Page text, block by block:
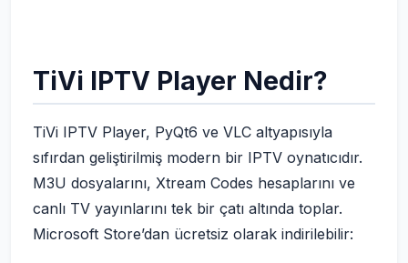
TiVi IPTV Player Nedir?
TiVi IPTV Player, PyQt6 ve VLC altyapısıyla
sıfırdan geliştirilmiş modern bir IPTV oynatıcıdır.
M3U dosyalarını, Xtream Codes hesaplarını ve
canlı TV yayınlarını tek bir çatı altında toplar.
Microsoft Store’dan ücretsiz olarak indirilebilir: